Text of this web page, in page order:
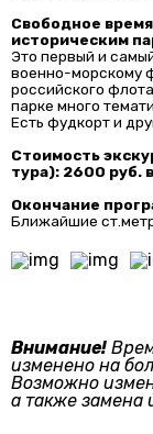
Свободное
историческим
Это первый и
военно-морскому
российского
парке много
Есть фудкорт и
Стоимость
тура): 2600 руб.
Окончание
Ближайшие
Внимание!
изменено на
Возможно
а также замена